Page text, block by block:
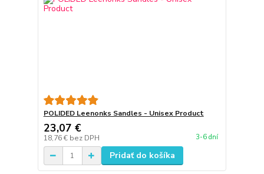
POLIDED Leenonks Sandles - Unisex Product
23,07 €
18,76 € bez DPH 3-6 dní
Pridať do košíka